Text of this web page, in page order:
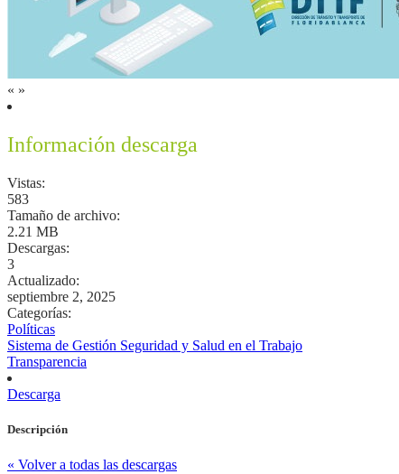
« »
Información descarga
Vistas:
583
Tamaño de archivo:
2.21 MB
Descargas:
3
Actualizado:
septiembre 2, 2025
Categorías:
Políticas
Sistema de Gestión Seguridad y Salud en el Trabajo
Transparencia
Descarga
Descripción
« Volver a todas las descargas